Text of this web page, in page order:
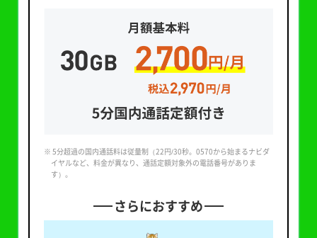
※ 5分超過の国内通話料は従量制（22円/30秒。0570から始まるナビダ
イヤルなど、料金が異なり、通話定額対象外の電話番号がありま
す）。
さらにおすすめ